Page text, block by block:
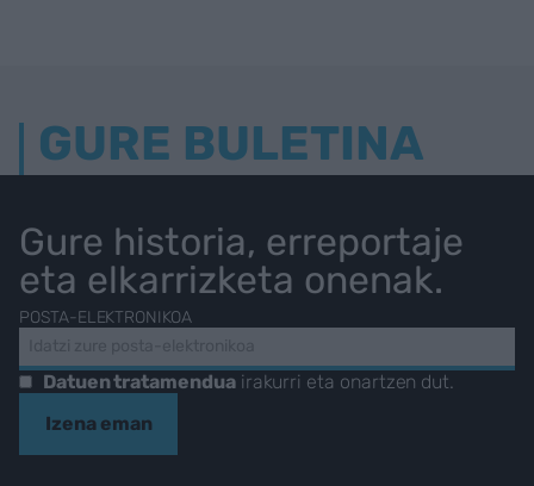
GURE BULETINA
Gure historia, erreportaje
eta elkarrizketa onenak.
POSTA-ELEKTRONIKOA
Datuen tratamenduairakurri eta onartzen dut.
Izena eman